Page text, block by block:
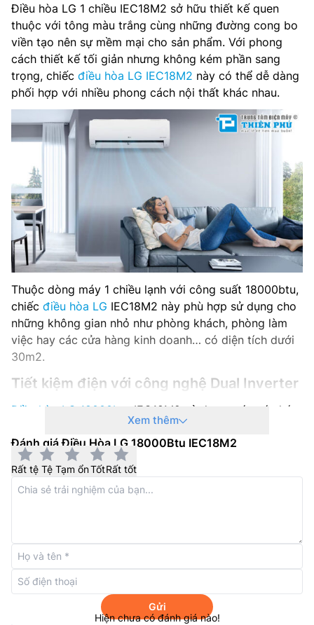
Lưu lượng gió dàn nóng: – m³/phút
Độ ồn dàn nóng: 53 dB(A)
Kích thước dàn lạnh: 1068x425x279 mm
Trọng lượng dàn lạnh: 12.5 kg
Kích thước dàn nóng: 839x532x324 mm
Trọng lượng dàn nóng: 24.0 kg
Kích thước đường ống (lỏng/hơi): 6/12 mm
Nơi sản xuất: Thái Lan
Hãng sản xuất: LG
Năm ra mắt: 2026
Điều hòa LG 1 chiều IEC18M2 sở hữu thiết kế quen
thuộc với tông màu trắng cùng những đường cong bo
viền tạo nên sự mềm mại cho sản phẩm. Với phong
cách thiết kế tối giản nhưng không kém phần sang
trọng, chiếc điều hòa LG IEC18M2 này có thể dễ dàng
phối hợp với nhiều phong cách nội thất khác nhau.
Thuộc dòng máy 1 chiều lạnh với công suất 18000btu,
chiếc điều hòa LG IEC18M2 này phù hợp sử dụng cho
những không gian nhỏ như phòng khách, phòng làm
việc hay các cửa hàng kinh doanh… có diện tích dưới
30m2.
Tiết kiệm điện với công nghệ Dual Inverter
Điều hòa LG 18000btu
IEC18M2 sử dụng máy nén kép
được trang bị công nghệ Dual Inverter có thể tiết kiệm
lên đến 70% điện năng tiêu thụ trong khi vẫn đảm bảo
khả năng làm lạnh ổn định. Hơn nữa, công nghệ Dual
Inverter còn giúp máy hoạt động êm ái và giảm rung
lắc.
Xem thêm
Đánh giá Điều Hòa LG 18000Btu IEC18M2
Rất tệ Tệ Tạm ổnTốtRất tốt
Gửi
Hiện chưa có đánh giá nào!